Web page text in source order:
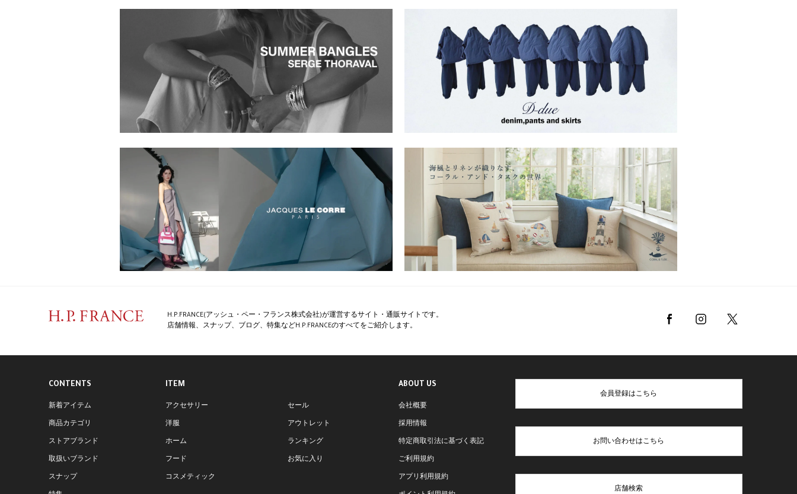
H.P.FRANCE(アッシュ・ペー・フランス株式会社)が運営するサイト・通販サイトです。
店舗情報、スナップ、ブログ、特集などH.P.FRANCEのすべてをご紹介します。
CONTENTS
新着アイテム
商品カテゴリ
ストアブランド
取扱いブランド
スナップ
ITEM
アクセサリー
洋服
ホーム
フード
コスメティック
セール
アウトレット
ランキング
お気に入り
ABOUT US
会社概要
採用情報
特定商取引法に基づく表記
ご利用規約
アプリ利用規約
会員登録はこちら
お問い合わせはこちら
店舗検索